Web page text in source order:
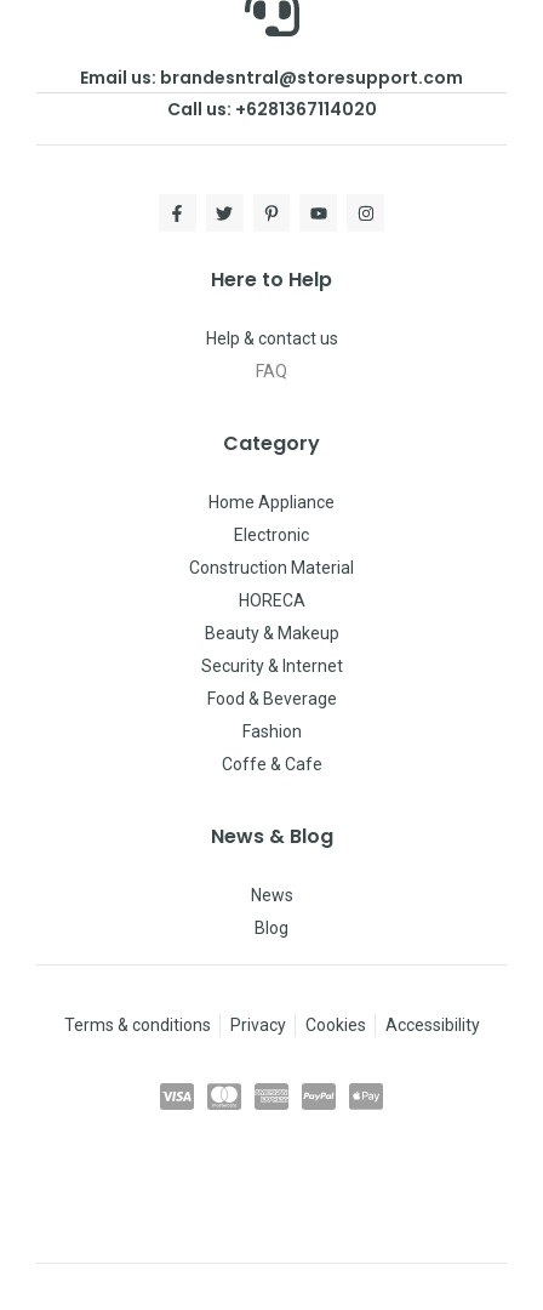
Email us: brandesntral@storesupport.com
Call us: +6281367114020
Here to Help
Help & contact us
FAQ
Category
Home Appliance
Electronic
Construction Material
HORECA
Beauty & Makeup
Security & Internet
Food & Beverage
Fashion
Coffe & Cafe
News & Blog
News
Blog
Terms & conditions Privacy Cookies Accessibility